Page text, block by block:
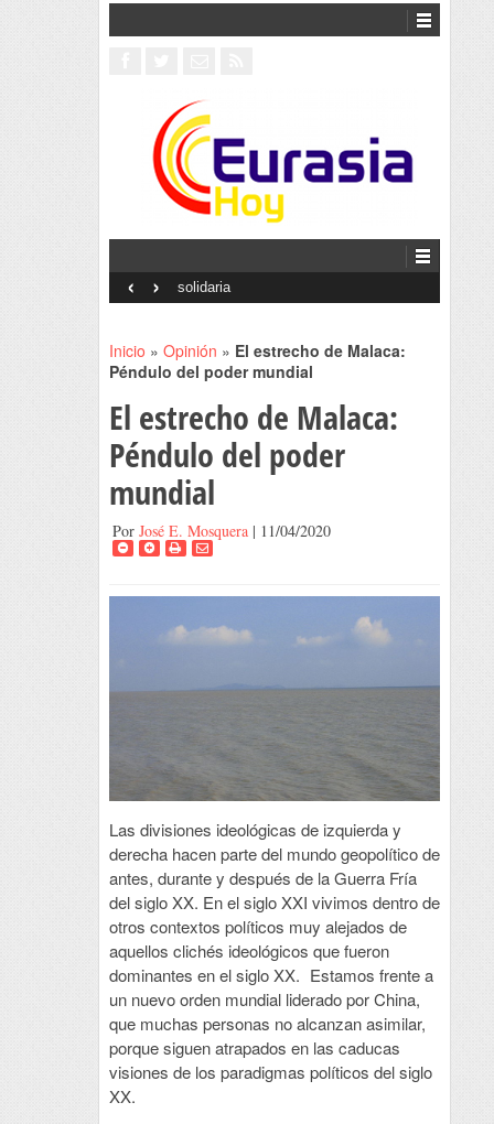
Interventionism estatal
‹ ›
Inicio » Opinión » El estrecho de Malaca:
Péndulo del poder mundial
El estrecho de Malaca:
Péndulo del poder
mundial
Por José E. Mosquera| 11/04/2020
Las divisiones ideológicas de izquierda y
derecha hacen parte del mundo geopolítico de
antes, durante y después de la Guerra Fría
del siglo XX. En el siglo XXI vivimos dentro de
otros contextos políticos muy alejados de
aquellos clichés ideológicos que fueron
dominantes en el siglo XX. Estamos frente a
un nuevo orden mundial liderado por China,
que muchas personas no alcanzan asimilar,
porque siguen atrapados en las caducas
visiones de los paradigmas políticos del siglo
XX.